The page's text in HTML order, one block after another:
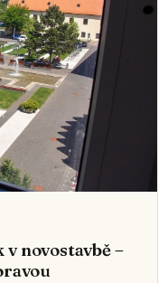
novostavbě –